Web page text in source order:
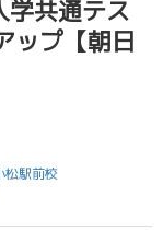
学共通テス
ップ【朝日
松駅前校